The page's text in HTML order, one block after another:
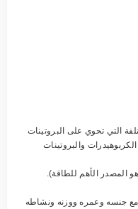
التي تحوي على البروتينات
والبروتينات
الأهم للطاقة).
مع جنسه وعمره ووزنه ونشاطه